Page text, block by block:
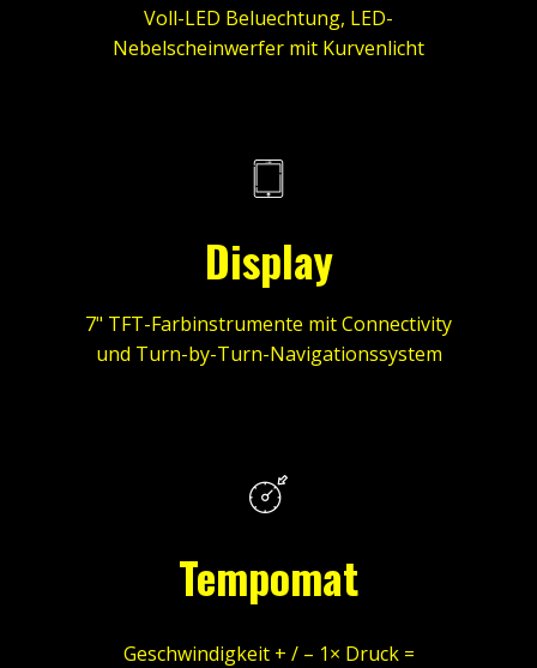
Voll-LED Beluechtung, LED-
Nebelscheinwerfer mit Kurvenlicht
Display
7" TFT-Farbinstrumente mit Connectivity
und Turn-by-Turn-Navigationssystem
Tempomat
Geschwindigkeit + / – 1× Druck =